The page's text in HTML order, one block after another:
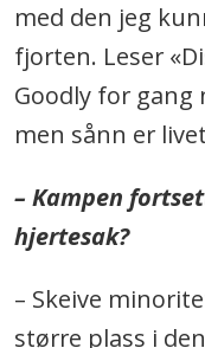
med den jeg
fjorten. Leser
Goodly for gang
men sånn er
– Kampen
hjertesak?
– Skeive
større plass i